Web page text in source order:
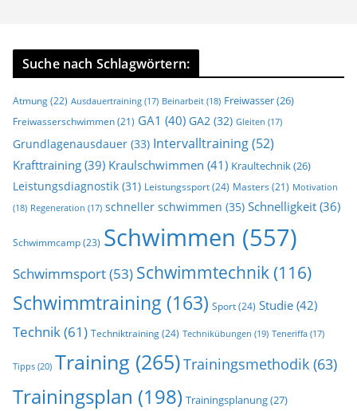
Suche nach Schlagwörtern:
Atmung(22) Ausdauertraining (17) Beinarbeit (18) Freiwasser(26)
Freiwasserschwimmen (21) GA1 (40) GA2 (32) Gleiten (17)
Grundlagenausdauer (33) Intervalltraining(52)
Krafttraining (39) Kraulschwimmen (41) Kraultechnik(26)
Leistungsdiagnostik (31) Leistungssport(24) Masters (21) Motivation
(18) Regeneration (17) schneller schwimmen (35) Schnelligkeit (36)
Schwimmcamp(23) Schwimmen (557)
Schwimmsport(53) Schwimmtechnik(116)
Schwimmtraining (163) Sport(24) Studie (42)
Technik(61) Techniktraining(24) Technikübungen (19) Teneriffa (17)
Tipps (20) Training (265)Trainingsmethodik (63)
Trainingsplan (198) Trainingsplanung(27)